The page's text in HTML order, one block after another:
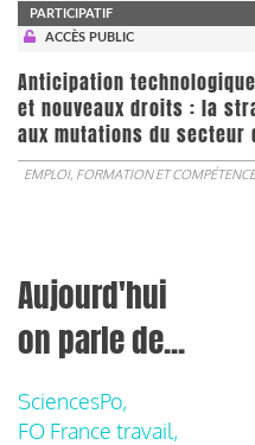
PARTICIPATIF
ACCÈS PUBLIC
Anticipation
et nouveaux droits : la
aux mutations du secteur
EMPLOI, FORMATION ET
Aujourd'hui
on parle de...
SciencesPo,
FO France travail,